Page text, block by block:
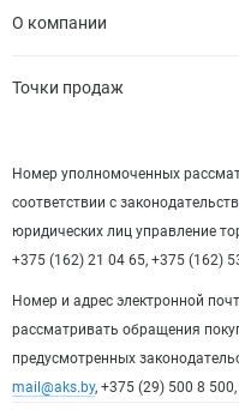
О компании
Точки продаж
Номер уполномоченных
соответствии с
юридических лиц управление
+375 (162) 21 04 65, +375 (162)
Номер и адрес электронной
рассматривать обращения
предусмотренных
mail@aks.by, +375 (29) 500 8